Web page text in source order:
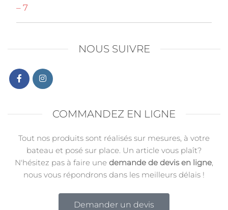
– 7
NOUS SUIVRE
COMMANDEZ EN LIGNE
Tout nos produits sont réalisés sur mesures, à votre
bateau et posé sur place. Un article vous plaît?
N'hésitez pas à faire une demande de devis en ligne,
nous vous répondrons dans les meilleurs délais !
Demander un devis